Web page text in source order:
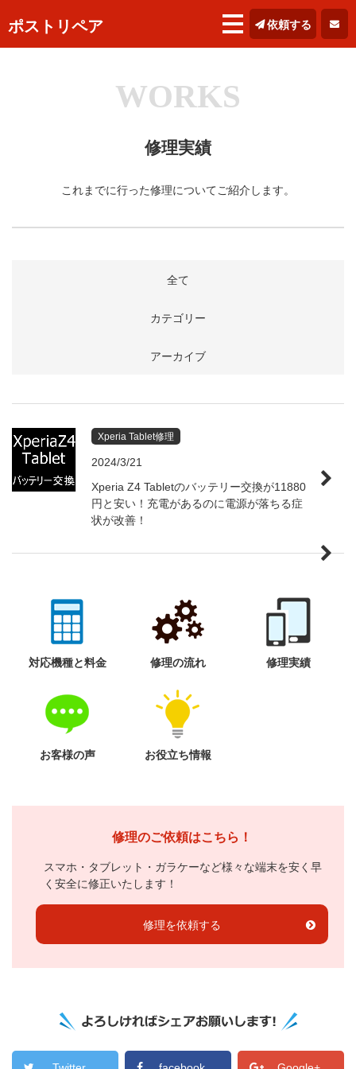
ポストリペア 依頼する
WORKS
修理実績
これまでに行った修理についてご紹介します。
全て
カテゴリー
アーカイブ
Xperia Tablet修理
2024/3/21
Xperia Z4 Tabletのバッテリー交換が11880
円と安い！充電があるのに電源が落ちる症
状が改善！
対応機種と料金 修理の流れ 修理実績
お客様の声 お役立ち情報
修理のご依頼はこちら！
スマホ・タブレット・ガラケーなど様々な端末を安く早
く安全に修正いたします！
修理を依頼する